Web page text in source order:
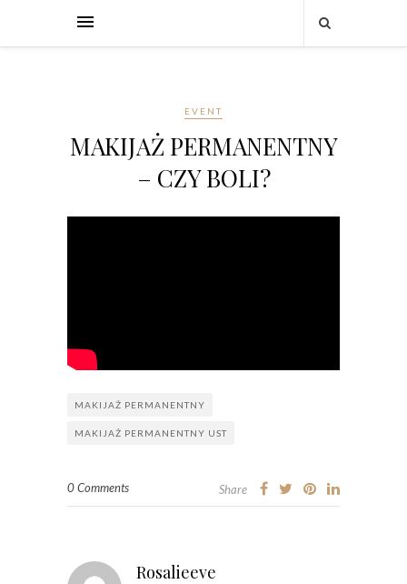
EVENT
MAKIJAŻ PERMANENTNY
– CZY BOLI?
MAKIJAŻ PERMANENTNY
MAKIJAŻ PERMANENTNY UST
0 Comments Share
Rosalieeve